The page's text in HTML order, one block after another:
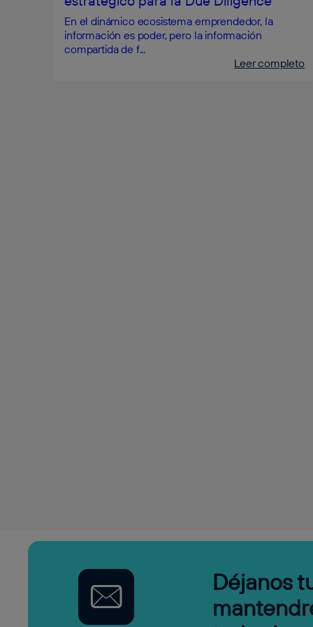
En el dinámico ecosistema emprendedor, la
información es poder, pero la información
compartida de f...
Leer completo
Déjanos